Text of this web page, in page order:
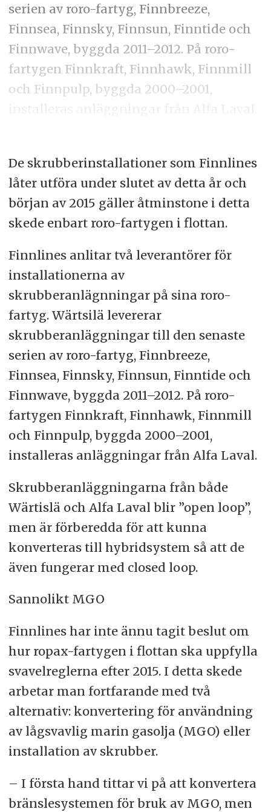
serien av roro-fartyg, Finnbreeze,
Finnsea, Finnsky, Finnsun, Finntide och
Finnwave, byggda 2011–2012. På roro-
fartygen Finnkraft, Finnhawk, Finnmill
och Finnpulp, byggda 2000–2001,
De skrubberinstallationer som Finnlines
låter utföra under slutet av detta år och
början av 2015 gäller åtminstone i detta
skede enbart roro-fartygen i flottan.
Finnlines anlitar två leverantörer för
installationerna av
skrubberanlägnningar på sina roro-
fartyg. Wärtsilä levererar
skrubberanläggningar till den senaste
serien av roro-fartyg, Finnbreeze,
Finnsea, Finnsky, Finnsun, Finntide och
Finnwave, byggda 2011–2012. På roro-
fartygen Finnkraft, Finnhawk, Finnmill
och Finnpulp, byggda 2000–2001,
installeras anläggningar från Alfa Laval.
Skrubberanläggningarna från både
Wärtislä och Alfa Laval blir ”open loop”,
men är förberedda för att kunna
konverteras till hybridsystem så att de
även fungerar med closed loop.
Sannolikt MGO
Finnlines har inte ännu tagit beslut om
hur ropax-fartygen i flottan ska uppfylla
svavelreglerna efter 2015. I detta skede
arbetar man fortfarande med två
alternativ: konvertering för användning
av lågsvavlig marin gasolja (MGO) eller
installation av skrubber.
– I första hand tittar vi på att konvertera
bränslesystemen för bruk av MGO, men